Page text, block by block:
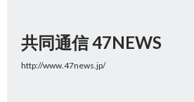
共同通信 47NEWS
http://www.47news.jp/